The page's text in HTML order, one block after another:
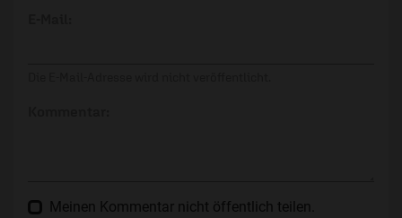
Meinen Kommentar nicht öffentlich teilen.